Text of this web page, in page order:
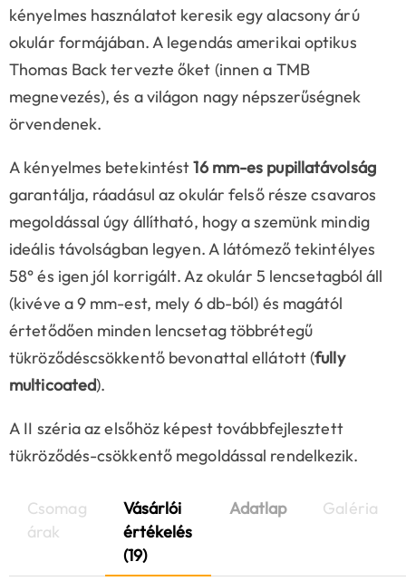
kényelmes használatot keresik egy alacsony árú
okulár formájában. A legendás amerikai optikus
Thomas Back tervezte őket (innen a TMB
megnevezés), és a világon nagy népszerűségnek
örvendenek.
A kényelmes betekintést16 mm-es pupillatávolság
garantálja, ráadásul az okulár felső része csavaros
megoldással úgy állítható, hogy a szemünk mindig
ideális távolságban legyen. A látómező tekintélyes
58° és igen jól korrigált. Az okulár 5 lencsetagból áll
(kivéve a 9 mm-est, mely 6 db-ból) és magától
értetődően minden lencsetag többrétegű
tükröződéscsökkentő bevonattal ellátott (fully
multicoated).
A II széria az elsőhöz képest továbbfejlesztett
tükröződés-csökkentő megoldással rendelkezik.
Csomag
árak
Vásárlói
értékelés
(19)
Adatlap Galéria